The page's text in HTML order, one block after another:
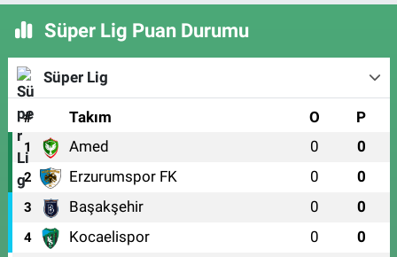
Süper Lig Puan Durumu
Süper Lig
# Takım O P
1 Amed 0 0
2 Erzurumspor FK 0 0
3 Başakşehir 0 0
4 Kocaelispor 0 0